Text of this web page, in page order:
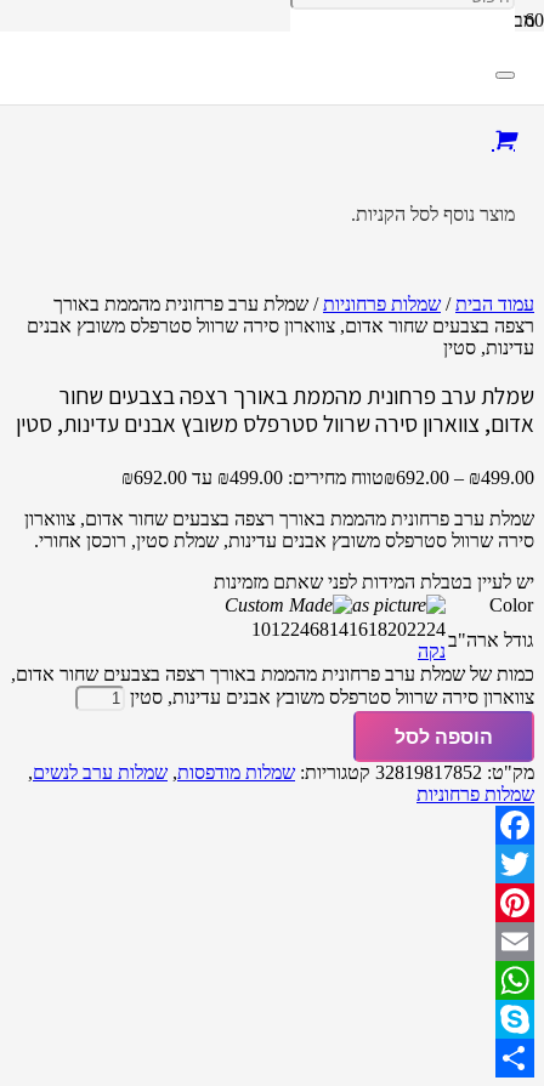
מוצר נוסף לסל הקניות.
מבצע!
עמוד הבית/ שמלות פרחוניות/ שמלת ערב פרחונית מהממת באורך
רצפה בצבעים שחור אדום, צווארון סירה שרוול סטרפלס משובץ אבנים
עדינות, סטין
שמלת ערב פרחונית מהממת באורך רצפה בצבעים שחור
אדום, צווארון סירה שרוול סטרפלס משובץ אבנים עדינות, סטין
₪499.00
–
₪692.00
טווח מחירים: ⁦₪499.00⁩ עד ⁦₪692.00⁩
שמלת ערב פרחונית מהממת באורך רצפה בצבעים שחור אדום, צווארון
סירה שרוול סטרפלס משובץ אבנים עדינות, שמלת סטין, רוכסן אחורי.
יש לעיין בטבלת המידות לפני שאתם מזמינות
Color
גודל ארה"ב
10122468141618202224
נקה
כמות של שמלת ערב פרחונית מהממת באורך רצפה בצבעים שחור אדום,
צווארון סירה שרוול סטרפלס משובץ אבנים עדינות, סטין
הוספה לסל
מק"ט: 32819817852 קטגוריות: שמלות מודפסות, שמלות ערב לנשים,
שמלות פרחוניות
Facebook
Twitter
Pinterest
Email
WhatsApp
Skype